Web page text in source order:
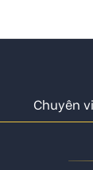
Chuyên